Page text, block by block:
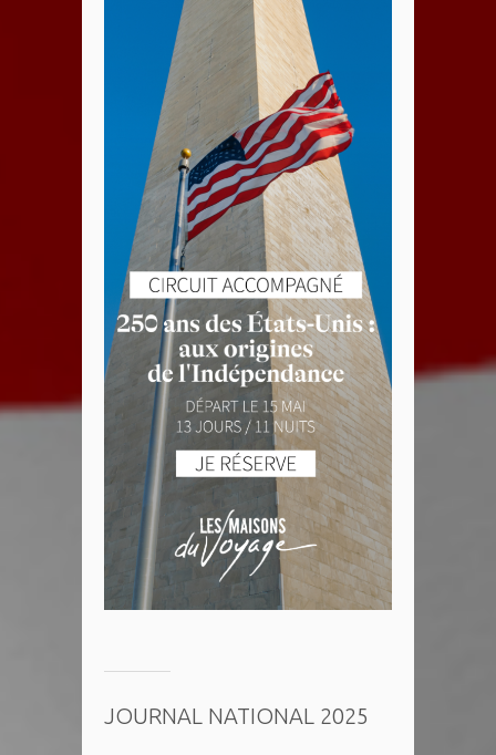
JOURNAL NATIONAL 2025